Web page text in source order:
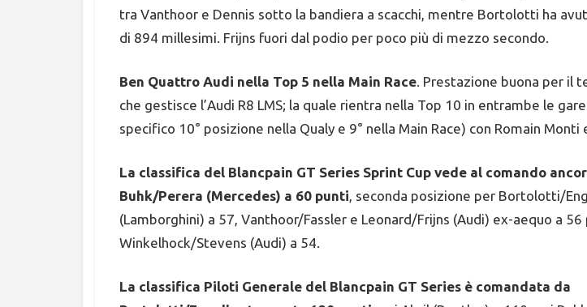
tra Vanthoor e Dennis sotto la bandiera a scacchi, mentre Bortolotti ha
di 894 millesimi. Frijns fuori dal podio per poco più di mezzo secondo.
Ben Quattro Audi nella Top 5 nella Main Race. Prestazione buona per il
che gestisce l’Audi R8 LMS; la quale rientra nella Top 10 in entrambe le
specifico 10° posizione nella Qualy e 9° nella Main Race) con Romain Monti
La classifica del Blancpain GT Series Sprint Cup vede al comando
Buhk/Perera (Mercedes) a 60 punti, seconda posizione per Bortolotti/
(Lamborghini) a 57, Vanthoor/Fassler e Leonard/Frijns (Audi) ex-aequo a 56
Winkelhock/Stevens (Audi) a 54.
La classifica Piloti Generale del Blancpain GT Series è comandata da